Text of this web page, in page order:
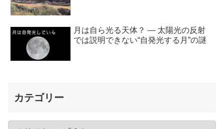
月は自ら光る天体？ ― 太陽光の反射
では説明できない“自発光する月”の謎
カテゴリー